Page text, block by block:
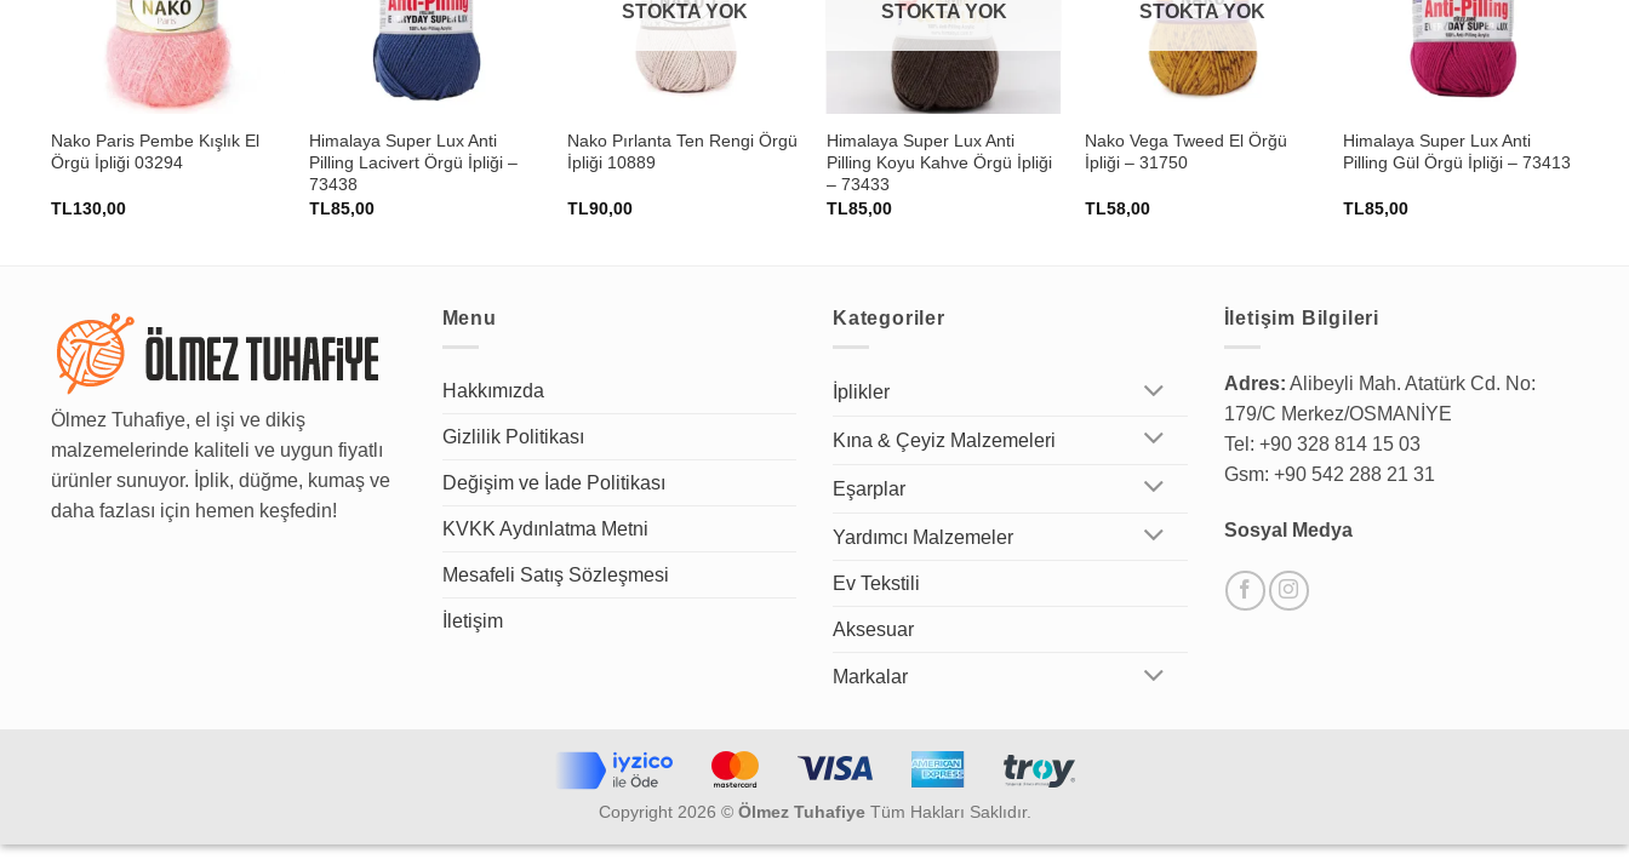
Nako Paris Pembe Kışlık El
Örgü İpliği 03294
TL130,00
Himalaya Super Lux Anti
Pilling Lacivert Örgü İpliği –
73438
TL85,00
STOKTA YOK
Nako Pırlanta Ten Rengi Örgü
İpliği 10889
TL90,00
STOKTA YOK
Himalaya Super Lux Anti
Pilling Koyu Kahve Örgü İpliği
– 73433
TL85,00
STOKTA YOK
Nako Vega Tweed El Örğü
İpliği – 31750
TL58,00
Himalaya Super Lux Anti
Pilling Gül Örgü İpliği – 73413
TL85,00
Ölmez Tuhafiye, el işi ve dikiş
malzemelerinde kaliteli ve uygun fiyatlı
ürünler sunuyor. İplik, düğme, kumaş ve
daha fazlası için hemen keşfedin!
Menu
Hakkımızda
Gizlilik Politikası
Değişim ve İade Politikası
KVKK Aydınlatma Metni
Mesafeli Satış Sözleşmesi
İletişim
Kategoriler
İplikler
Kına & Çeyiz Malzemeleri
Eşarplar
Yardımcı Malzemeler
Ev Tekstili
Aksesuar
Markalar
İletişim Bilgileri
Adres: Alibeyli Mah. Atatürk Cd. No:
179/C Merkez/OSMANİYE
Tel: +90 328 814 15 03
Gsm: +90 542 288 21 31
Sosyal Medya
Copyright 2026 © Ölmez TuhafiyeTüm Hakları Saklıdır.